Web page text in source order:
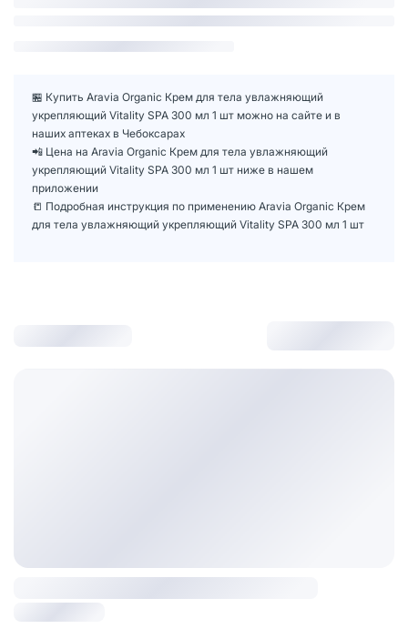
🏪 Купить Aravia Organic Крем для тела увлажняющий
укрепляющий Vitality SPA 300 мл 1 шт можно на сайте и в
наших аптеках в Чебоксарах
📲 Цена на Aravia Organic Крем для тела увлажняющий
укрепляющий Vitality SPA 300 мл 1 шт ниже в нашем
приложении
📒 Подробная инструкция по применению Aravia Organic Крем
для тела увлажняющий укрепляющий Vitality SPA 300 мл 1 шт